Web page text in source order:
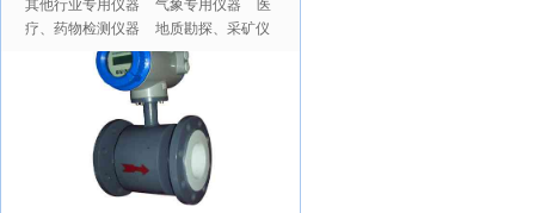
其他行业专用仪器 气象专用仪器
医
疗、药物检测仪器
地质勘探、采矿仪